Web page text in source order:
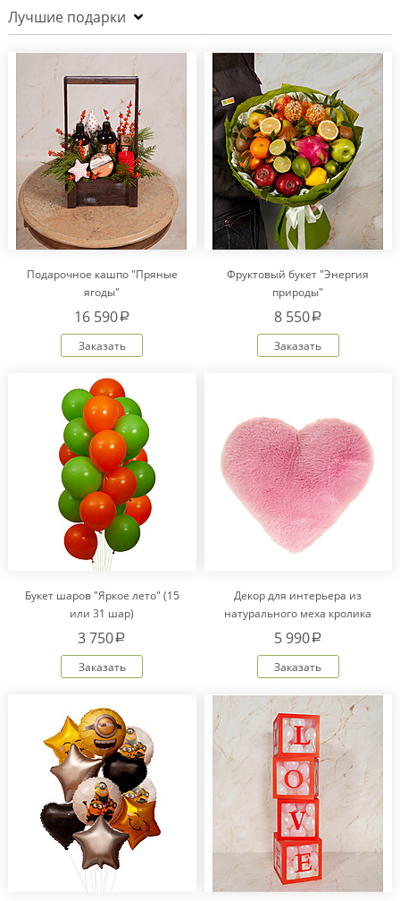
Лучшие подарки
Подарочное кашпо "Пряные
ягоды"
16 590a
Заказать
Фруктовый букет "Энергия
природы"
8 550a
Заказать
Букет шаров "Яркое лето" (15
или 31 шар)
3 750a
Заказать
Декор для интерьера из
натурального меха кролика
Рекс "Сердце" IM20601
5 990a
Заказать